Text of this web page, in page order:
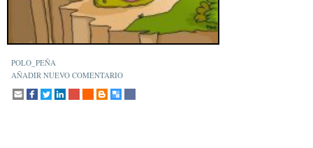
POLO_PEÑA
AÑADIR NUEVO COMENTARIO